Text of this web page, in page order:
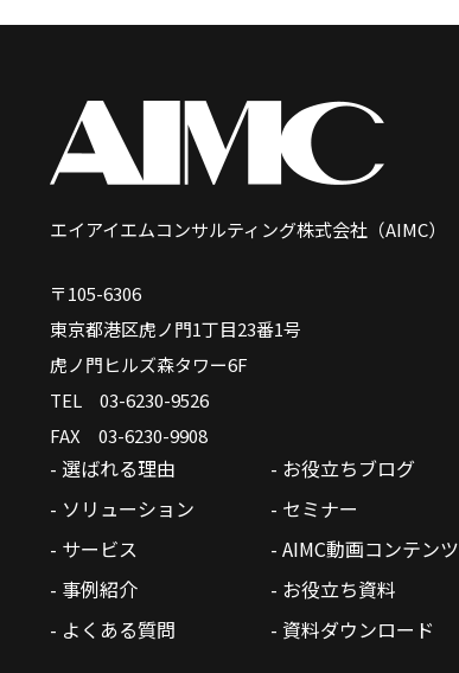
エイアイエムコンサルティング株式会社（AIMC）
〒105-6306
東京都港区虎ノ門1丁目23番1号
虎ノ門ヒルズ森タワー6F
TEL 03-6230-9526
FAX 03-6230-9908
- 選ばれる理由
- ソリューション
- サービス
- 事例紹介
- よくある質問
- お役立ちブログ
- セミナー
- AIMC動画コンテンツ
- お役立ち資料
- 資料ダウンロード